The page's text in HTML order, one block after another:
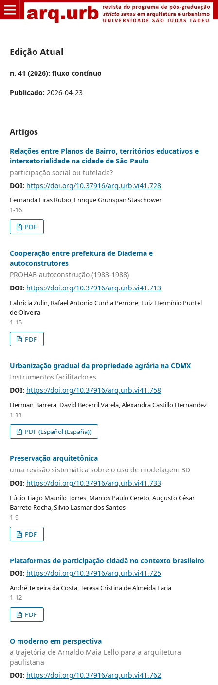
Edição Atual
n. 41 (2026): fluxo contínuo
Publicado: 2026-04-23
Artigos
Relações entre Planos de Bairro, territórios educativos e
intersetorialidade na cidade de São Paulo
participação social ou tutelada?
DOI: https://doi.org/10.37916/arq.urb.vi41.728
Fernanda Eiras Rubio, Enrique Grunspan Staschower
1-16
PDF
Cooperação entre prefeitura de Diadema e
autoconstrutores
PROHAB autoconstrução (1983-1988)
DOI: https://doi.org/10.37916/arq.urb.vi41.713
Fabricia Zulin, Rafael Antonio Cunha Perrone, Luiz Hermínio Puntel
de Oliveira
1-15
PDF
Urbanização gradual da propriedade agrária na CDMX
Instrumentos facilitadores
DOI: https://doi.org/10.37916/arq.urb.vi41.758
Herman Barrera, David Becerril Varela, Alexandra Castillo Hernandez
1-11
PDF (Español (España))
Preservação arquitetônica
uma revisão sistemática sobre o uso de modelagem 3D
DOI: https://doi.org/10.37916/arq.urb.vi41.733
Lúcio Tiago Maurilo Torres, Marcos Paulo Cereto, Augusto César
Barreto Rocha, Silvio Lasmar dos Santos
1-9
PDF
Plataformas de participação cidadã no contexto brasileiro
DOI: https://doi.org/10.37916/arq.urb.vi41.725
André Teixeira da Costa, Teresa Cristina de Almeida Faria
1-12
PDF
O moderno em perspectiva
a trajetória de Arnaldo Maia Lello para a arquitetura
paulistana
DOI: https://doi.org/10.37916/arq.urb.vi41.762